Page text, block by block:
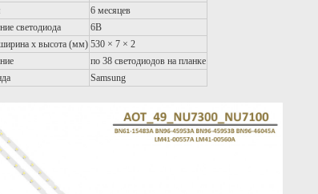
6 месяцев
светодиода
6В
х высота (мм) 530 × 7 × 2
по 38 светодиодов на планке
Samsung